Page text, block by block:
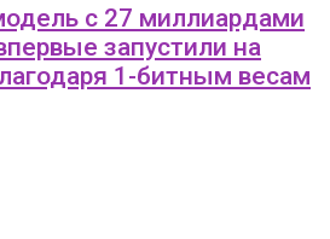
с 27 миллиардами
запустили на
1-битным весам